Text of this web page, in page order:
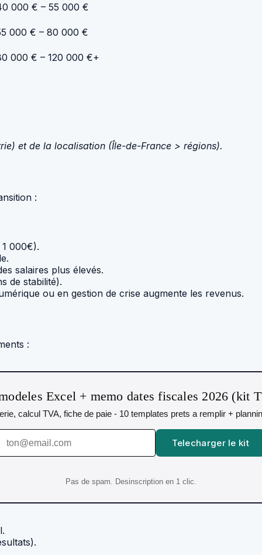
000 € – 55 000 €
000 € – 80 000 €
000 € – 120 000 €+
et de la localisation (Île-de-France > régions).
:
000€).
salaires plus élevés.
de stabilité).
ou en gestion de crise augmente les revenus.
:
Excel + memo dates fiscales 2026 (kit
calcul TVA, fiche de paie - 10 templates prets a remplir +
Telecharger le kit
Pas de spam. Desinscription en 1 clic.